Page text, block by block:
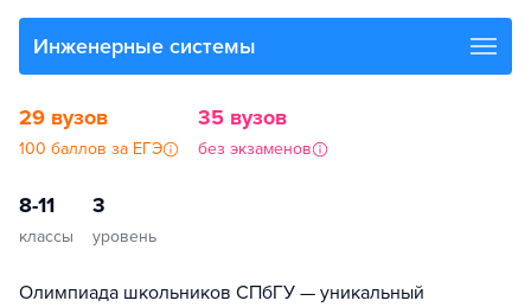
Инженерные системы
29 вузов
100 баллов за ЕГЭ
35 вузов
без экзаменов
8-11
классы
3
уровень
Олимпиада школьников СПбГУ — уникальный